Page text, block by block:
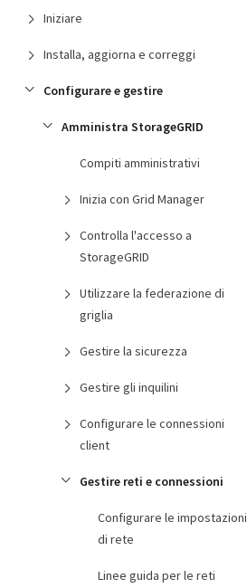
Iniziare
Installa, aggiorna e correggi
Configurare e gestire
Amministra StorageGRID
Compiti amministrativi
Inizia con Grid Manager
Controlla l'accesso a
StorageGRID
Utilizzare la federazione di
griglia
Gestire la sicurezza
Gestire gli inquilini
Configurare le connessioni
client
Gestire reti e connessioni
Configurare le impostazioni
di rete
Linee guida per le reti